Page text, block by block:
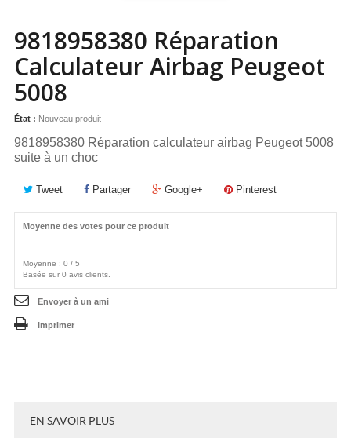
9818958380 Réparation
Calculateur Airbag Peugeot
5008
État : Nouveau produit
9818958380 Réparation calculateur airbag Peugeot 5008
suite à un choc
Tweet Partager Google+ Pinterest
Moyenne des votes pour ce produit
Moyenne : 0 / 5
Basée sur 0 avis clients.
Envoyer à un ami
Imprimer
EN SAVOIR PLUS